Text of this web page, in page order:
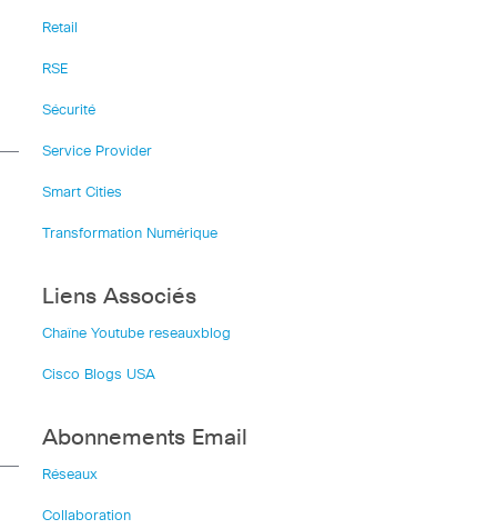
Retail
RSE
Sécurité
Service Provider
Smart Cities
Transformation Numérique
Liens Associés
Chaîne Youtube reseauxblog
Cisco Blogs USA
Abonnements Email
Réseaux
Collaboration